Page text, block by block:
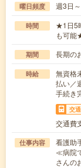
曜日頻度 週3日
時間
★1日5
も可能
期間 長期の
時給
無資格
払い／
手続き
交
交通費
仕事内容
看護助
≪病院
さんの